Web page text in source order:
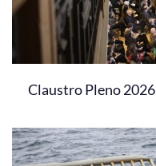
Claustro Pleno 2026